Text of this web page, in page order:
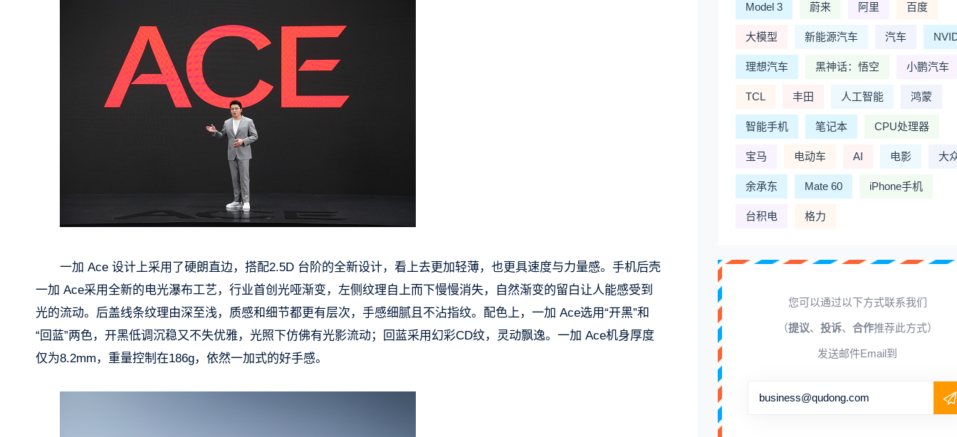
一加 Ace 设计上采用了硬朗直边，搭配2.5D 台阶的全新设计，看上去更加轻薄，也更具速度与力量感。手机后壳
一加 Ace采用全新的电光瀑布工艺，行业首创光哑渐变，左侧纹理自上而下慢慢消失，自然渐变的留白让人能感受到
光的流动。后盖线条纹理由深至浅，质感和细节都更有层次，手感细腻且不沾指纹。配色上，一加 Ace选用“开黑”和
“回蓝”两色，开黑低调沉稳又不失优雅，光照下仿佛有光影流动；回蓝采用幻彩CD纹，灵动飘逸。一加 Ace机身厚度
仅为8.2mm，重量控制在186g，依然一加式的好手感。
Model 3 蔚来 阿里 百度
大模型 新能源汽车 汽车
理想汽车 黑神话：悟空 小鹏汽车
TCL 丰田 人工智能 鸿蒙
智能手机 笔记本 CPU处理器
宝马 电动车 AI 电影 大
余承东 Mate 60 iPhone手机
台积电 格力
您可以通过以下方式联系我们
（提议、 投诉、 合作推荐此方式）
发送邮件Email到
business@qudong.com